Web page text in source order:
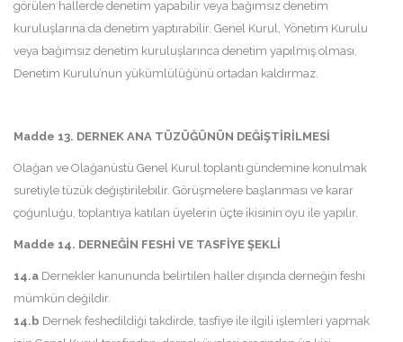
görülen hallerde denetim yapabilir veya bağımsız denetim
kuruluşlarına da denetim yaptırabilir. Genel Kurul, Yönetim Kurulu
veya bağımsız denetim kuruluşlarınca denetim yapılmış olması,
Denetim Kurulu’nun yükümlülüğünü ortadan kaldırmaz.
Madde 13. DERNEK ANA TÜZÜĞÜNÜN DEĞİŞTİRİLMESİ
Olağan ve Olağanüstü Genel Kurul toplantı gündemine konulmak
suretiyle tüzük değiştirilebilir. Görüşmelere başlanması ve karar
çoğunluğu, toplantıya katılan üyelerin üçte ikisinin oyu ile yapılır.
Madde 14. DERNEĞİN FESHİ VE TASFİYE ŞEKLİ
14.a Dernekler kanununda belirtilen haller dışında derneğin feshi
mümkün değildir.
14.b Dernek feshedildiği takdirde, tasfiye ile ilgili işlemleri yapmak